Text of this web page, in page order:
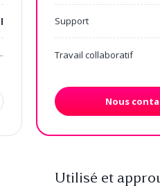
Support
Travail collaboratif
Nous
Utilisé et